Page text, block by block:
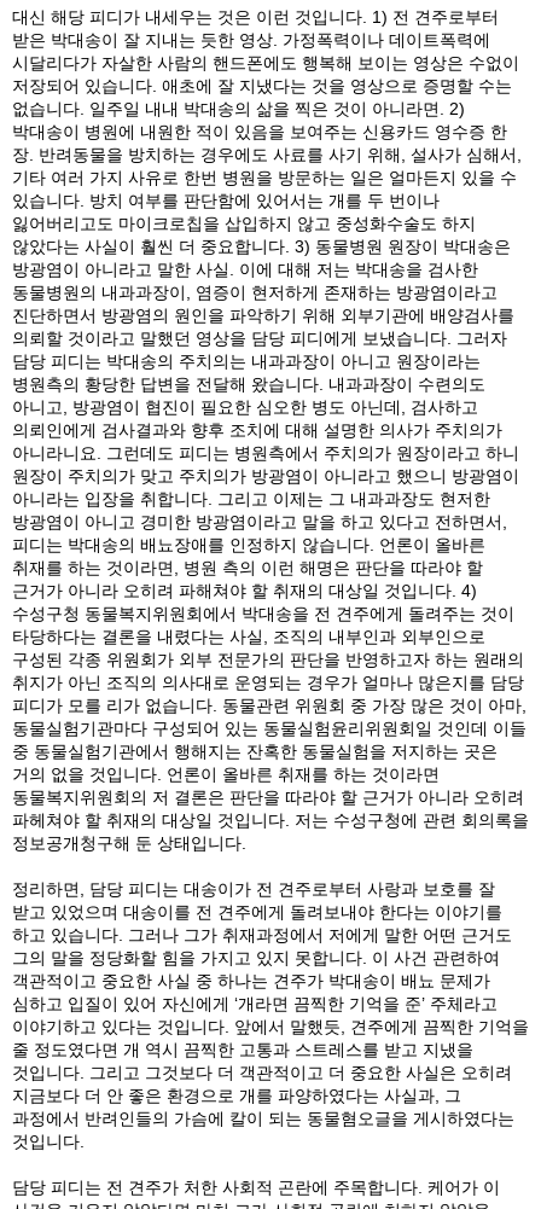
대신 해당 피디가 내세우는 것은 이런 것입니다. 1) 전 견주로부터
받은 박대송이 잘 지내는 듯한 영상. 가정폭력이나 데이트폭력에
시달리다가 자살한 사람의 핸드폰에도 행복해 보이는 영상은 수없이
저장되어 있습니다. 애초에 잘 지냈다는 것을 영상으로 증명할 수는
없습니다. 일주일 내내 박대송의 삶을 찍은 것이 아니라면. 2)
박대송이 병원에 내원한 적이 있음을 보여주는 신용카드 영수증 한
장. 반려동물을 방치하는 경우에도 사료를 사기 위해, 설사가 심해서,
기타 여러 가지 사유로 한번 병원을 방문하는 일은 얼마든지 있을 수
있습니다. 방치 여부를 판단함에 있어서는 개를 두 번이나
잃어버리고도 마이크로칩을 삽입하지 않고 중성화수술도 하지
않았다는 사실이 훨씬 더 중요합니다. 3) 동물병원 원장이 박대송은
방광염이 아니라고 말한 사실. 이에 대해 저는 박대송을 검사한
동물병원의 내과과장이, 염증이 현저하게 존재하는 방광염이라고
진단하면서 방광염의 원인을 파악하기 위해 외부기관에 배양검사를
의뢰할 것이라고 말했던 영상을 담당 피디에게 보냈습니다. 그러자
담당 피디는 박대송의 주치의는 내과과장이 아니고 원장이라는
병원측의 황당한 답변을 전달해 왔습니다. 내과과장이 수련의도
아니고, 방광염이 협진이 필요한 심오한 병도 아닌데, 검사하고
의뢰인에게 검사결과와 향후 조치에 대해 설명한 의사가 주치의가
아니라니요. 그런데도 피디는 병원측에서 주치의가 원장이라고 하니
원장이 주치의가 맞고 주치의가 방광염이 아니라고 했으니 방광염이
아니라는 입장을 취합니다. 그리고 이제는 그 내과과장도 현저한
방광염이 아니고 경미한 방광염이라고 말을 하고 있다고 전하면서,
피디는 박대송의 배뇨장애를 인정하지 않습니다. 언론이 올바른
취재를 하는 것이라면, 병원 측의 이런 해명은 판단을 따라야 할
근거가 아니라 오히려 파해쳐야 할 취재의 대상일 것입니다. 4)
수성구청 동물복지위원회에서 박대송을 전 견주에게 돌려주는 것이
타당하다는 결론을 내렸다는 사실, 조직의 내부인과 외부인으로
구성된 각종 위원회가 외부 전문가의 판단을 반영하고자 하는 원래의
취지가 아닌 조직의 의사대로 운영되는 경우가 얼마나 많은지를 담당
피디가 모를 리가 없습니다. 동물관련 위원회 중 가장 많은 것이 아마,
동물실험기관마다 구성되어 있는 동물실험윤리위원회일 것인데 이들
중 동물실험기관에서 행해지는 잔혹한 동물실험을 저지하는 곳은
거의 없을 것입니다. 언론이 올바른 취재를 하는 것이라면
동물복지위원회의 저 결론은 판단을 따라야 할 근거가 아니라 오히려
파헤쳐야 할 취재의 대상일 것입니다. 저는 수성구청에 관련 회의록을
정보공개청구해 둔 상태입니다.
정리하면, 담당 피디는 대송이가 전 견주로부터 사랑과 보호를 잘
받고 있었으며 대송이를 전 견주에게 돌려보내야 한다는 이야기를
하고 있습니다. 그러나 그가 취재과정에서 저에게 말한 어떤 근거도
그의 말을 정당화할 힘을 가지고 있지 못합니다. 이 사건 관련하여
객관적이고 중요한 사실 중 하나는 견주가 박대송이 배뇨 문제가
심하고 입질이 있어 자신에게 ‘개라면 끔찍한 기억을 준’ 주체라고
이야기하고 있다는 것입니다. 앞에서 말했듯, 견주에게 끔찍한 기억을
줄 정도였다면 개 역시 끔찍한 고통과 스트레스를 받고 지냈을
것입니다. 그리고 그것보다 더 객관적이고 더 중요한 사실은 오히려
지금보다 더 안 좋은 환경으로 개를 파양하였다는 사실과, 그
과정에서 반려인들의 가슴에 칼이 되는 동물혐오글을 게시하였다는
것입니다.
담당 피디는 전 견주가 처한 사회적 곤란에 주목합니다. 케어가 이